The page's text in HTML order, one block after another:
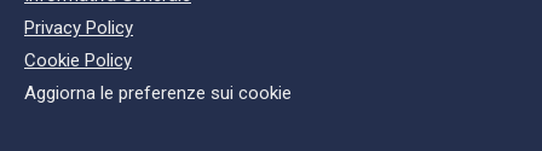
Privacy Policy
Cookie Policy
Aggiorna le preferenze sui cookie